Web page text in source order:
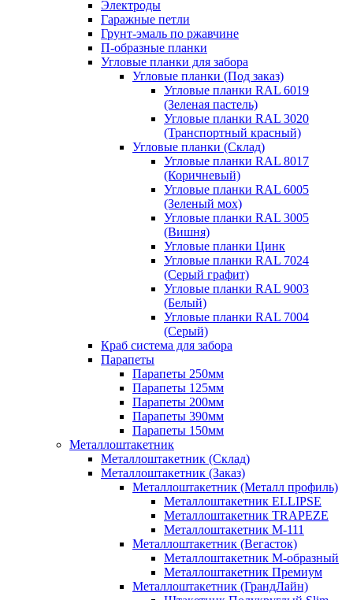
Электроды
Гаражные петли
Грунт-эмаль по ржавчине
П-образные планки
Угловые планки для забора
Угловые планки (Под заказ)
Угловые планки RAL 6019
(Зеленая пастель)
Угловые планки RAL 3020
(Транспортный красный)
Угловые планки (Склад)
Угловые планки RAL 8017
(Коричневый)
Угловые планки RAL 6005
(Зеленый мох)
Угловые планки RAL 3005
(Вишня)
Угловые планки Цинк
Угловые планки RAL 7024
(Серый графит)
Угловые планки RAL 9003
(Белый)
Угловые планки RAL 7004
(Серый)
Краб система для забора
Парапеты
Парапеты 250мм
Парапеты 125мм
Парапеты 200мм
Парапеты 390мм
Парапеты 150мм
Металлоштакетник
Металлоштакетник (Склад)
Металлоштакетник (Заказ)
Металлоштакетник (Металл профиль)
Металлоштакетник ELLIPSE
Металлоштакетник TRAPEZE
Металлоштакетник М-111
Металлоштакетник (Вегасток)
Металлоштакетник М-образный
Металлоштакетник Премиум
Металлоштакетник (ГрандЛайн)